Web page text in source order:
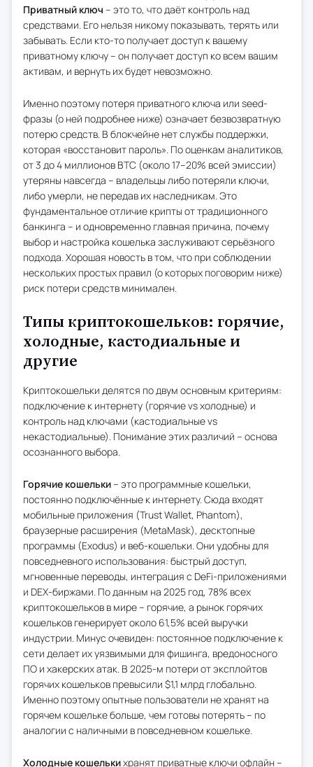
Приватный ключ – это то, что даёт контроль над
средствами. Его нельзя никому показывать, терять или
забывать. Если кто-то получает доступ к вашему
приватному ключу – он получает доступ ко всем вашим
активам, и вернуть их будет невозможно.
Именно поэтому потеря приватного ключа или seed-
фразы (о ней подробнее ниже) означает безвозвратную
потерю средств. В блокчейне нет службы поддержки,
которая «восстановит пароль». По оценкам аналитиков,
от 3 до 4 миллионов BTC (около 17–20% всей эмиссии)
утеряны навсегда – владельцы либо потеряли ключи,
либо умерли, не передав их наследникам. Это
фундаментальное отличие крипты от традиционного
банкинга – и одновременно главная причина, почему
выбор и настройка кошелька заслуживают серьёзного
подхода. Хорошая новость в том, что при соблюдении
нескольких простых правил (о которых поговорим ниже)
риск потери средств минимален.
Типы криптокошельков: горячие,
холодные, кастодиальные и
другие
Криптокошельки делятся по двум основным критериям:
подключение к интернету (горячие vs холодные) и
контроль над ключами (кастодиальные vs
некастодиальные). Понимание этих различий – основа
осознанного выбора.
Горячие кошельки– это программные кошельки,
постоянно подключённые к интернету. Сюда входят
мобильные приложения (Trust Wallet, Phantom),
браузерные расширения (MetaMask), десктопные
программы (Exodus) и веб-кошельки. Они удобны для
повседневного использования: быстрый доступ,
мгновенные переводы, интеграция с DeFi-приложениями
и DEX-биржами. По данным на 2025 год, 78% всех
криптокошельков в мире – горячие, а рынок горячих
кошельков генерирует около 61,5% всей выручки
индустрии. Минус очевиден: постоянное подключение к
сети делает их уязвимыми для фишинга, вредоносного
ПО и хакерских атак. В 2025-м потери от эксплойтов
горячих кошельков превысили $1,1 млрд глобально.
Именно поэтому опытные пользователи не хранят на
горячем кошельке больше, чем готовы потерять – по
аналогии с наличными в повседневном кошельке.
Холодные кошелькихранят приватные ключи офлайн –